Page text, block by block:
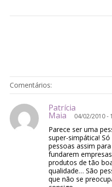
Comentários:
Patrícia
Maia 04/02/2010 -
Parece ser uma
super-simpática! Só
pessoas assim para
fundarem
produtos de tão
qualidade… São
que não se